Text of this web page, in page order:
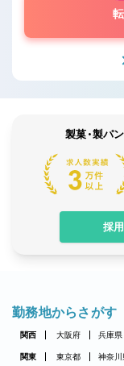
製菓・製パ
採
勤務地からさがす
関西 大阪府 兵庫県
関東 東京都 神奈川